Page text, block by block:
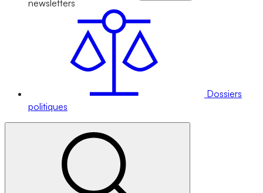
newsletters
Dossiers
politiques